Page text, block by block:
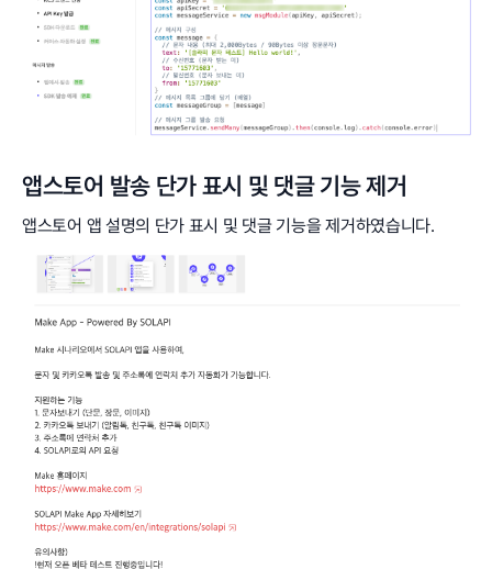
앱스토어 발송 단가 표시 및 댓글 기능 제거
앱스토어 앱 설명의 단가 표시 및 댓글 기능을 제거하였습니다.